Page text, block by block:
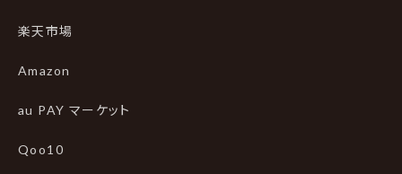
楽天市場
Amazon
au PAY マーケット
Qoo10